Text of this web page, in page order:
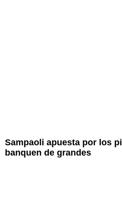
Sampaoli apuesta por los
banquen de grandes